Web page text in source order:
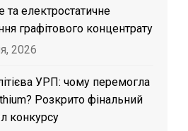
та електростатичне
графітового концентрату
2026
УРП: чому перемогла
Розкрито фінальний
конкурсу